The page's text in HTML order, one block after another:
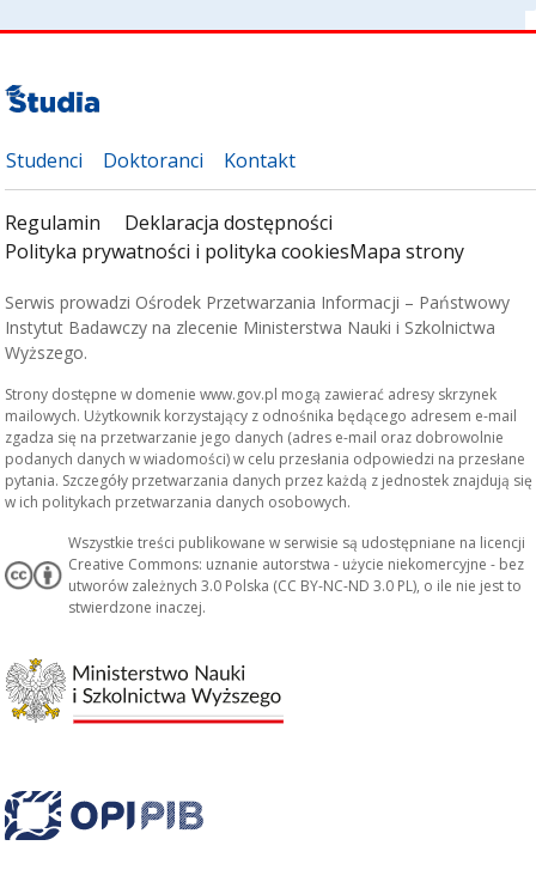
Studenci Doktoranci Kontakt
Regulamin
Deklaracja dostępności
Polityka prywatności i polityka cookiesMapa strony
Serwis prowadzi Ośrodek Przetwarzania Informacji – Państwowy
Instytut Badawczy na zlecenie Ministerstwa Nauki i Szkolnictwa
Wyższego.
Strony dostępne w domenie www.gov.pl mogą zawierać adresy skrzynek
mailowych. Użytkownik korzystający z odnośnika będącego adresem e-mail
zgadza się na przetwarzanie jego danych (adres e-mail oraz dobrowolnie
podanych danych w wiadomości) w celu przesłania odpowiedzi na przesłane
pytania. Szczegóły przetwarzania danych przez każdą z jednostek znajdują się
w ich politykach przetwarzania danych osobowych.
Wszystkie treści publikowane w serwisie są udostępniane na licencji
Creative Commons: uznanie autorstwa - użycie niekomercyjne - bez
utworów zależnych 3.0 Polska (CC BY-NC-ND 3.0 PL), o ile nie jest to
stwierdzone inaczej.